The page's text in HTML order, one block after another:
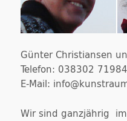
Günter Christiansen
Telefon: 038302
E-Mail:
Wir sind ganzjährig im